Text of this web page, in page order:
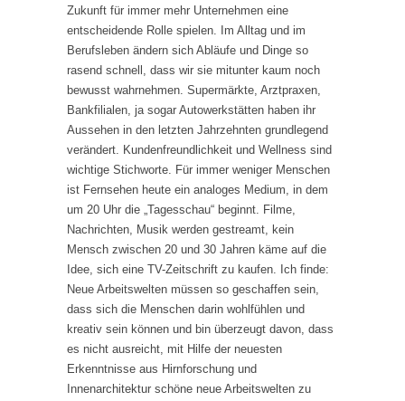
Zukunft für immer mehr Unternehmen eine
entscheidende Rolle spielen. Im Alltag und im
Berufsleben ändern sich Abläufe und Dinge so
rasend schnell, dass wir sie mitunter kaum noch
bewusst wahrnehmen. Supermärkte, Arztpraxen,
Bankfilialen, ja sogar Autowerkstätten haben ihr
Aussehen in den letzten Jahrzehnten grundlegend
verändert. Kundenfreundlichkeit und Wellness sind
wichtige Stichworte. Für immer weniger Menschen
ist Fernsehen heute ein analoges Medium, in dem
um 20 Uhr die „Tagesschau“ beginnt. Filme,
Nachrichten, Musik werden gestreamt, kein
Mensch zwischen 20 und 30 Jahren käme auf die
Idee, sich eine TV-Zeitschrift zu kaufen. Ich finde:
Neue Arbeitswelten müssen so geschaffen sein,
dass sich die Menschen darin wohlfühlen und
kreativ sein können und bin überzeugt davon, dass
es nicht ausreicht, mit Hilfe der neuesten
Erkenntnisse aus Hirnforschung und
Innenarchitektur schöne neue Arbeitswelten zu